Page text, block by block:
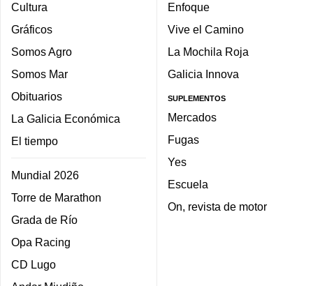
Cultura
Gráficos
Somos Agro
Somos Mar
Obituarios
La Galicia Económica
El tiempo
Mundial 2026
Torre de Marathon
Grada de Río
Opa Racing
CD Lugo
Enfoque
Vive el Camino
La Mochila Roja
Galicia Innova
SUPLEMENTOS
Mercados
Fugas
Yes
Escuela
On, revista de motor